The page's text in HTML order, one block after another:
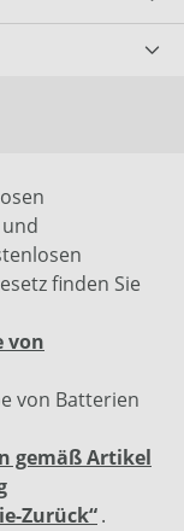
finden Sie
von
von Batterien
gemäß Artikel
Zurück“.